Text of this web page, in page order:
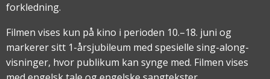
forkledning.
Filmen vises kun på kino i perioden 10.–18. juni og
markerer sitt 1-årsjubileum med spesielle sing-along-
visninger, hvor publikum kan synge med. Filmen vises